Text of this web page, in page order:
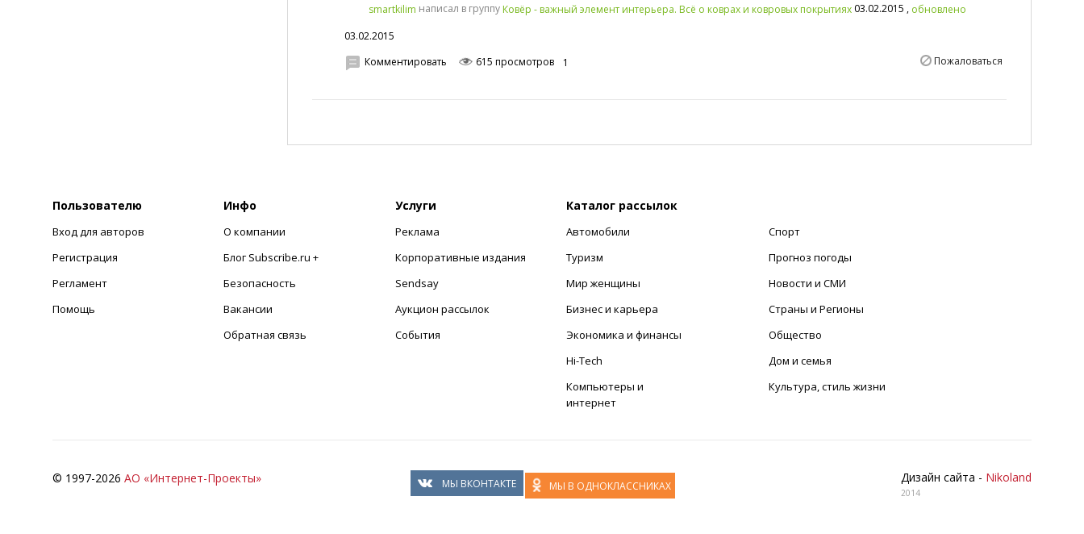
smartkilim написал в группу Ковёр - важный элемент интерьера. Всё о коврах и ковровых покрытиях 03.02.2015 , обновлено
03.02.2015
Пожаловаться
Комментировать 615 просмотров 1
Пользователю
Вход для авторов
Регистрация
Регламент
Помощь
Инфо
О компании
Блог Subscribe.ru +
Безопасность
Вакансии
Обратная связь
Услуги
Реклама
Корпоративные издания
Sendsay
Аукцион рассылок
События
Каталог рассылок
Автомобили
Туризм
Мир женщины
Бизнес и карьера
Экономика и финансы
Hi-Tech
Компьютеры и
интернет
Спорт
Прогноз погоды
Новости и СМИ
Страны и Регионы
Общество
Дом и семья
Культура, стиль жизни
© 1997-2026 АО «Интернет-Проекты» Дизайн сайта - Nikoland
2014
МЫ ВКОНТАКТЕ МЫ В ОДНОКЛАССНИКАХ